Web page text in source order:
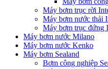
Máy bơm trục rời
Máy bơm nước thải
Máy bơm trục đứng
Máy bơm nước Milano
Máy bơm nước Kenko
Máy bơm Sealand
Bơm công nghiệp